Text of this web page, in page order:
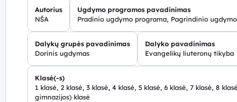
Autorius
NŠA
Ugdymo programos pavadinimas
Pradinio ugdymo programa, Pagrindinio
Dalykų grupės pavadinimas
Dorinis ugdymas
Dalyko pavadinimas
Evangelikų liuteronų tikyba
Klasė(-s)
1 klasė, 2 klasė, 3 klasė, 4 klasė, 5 klasė, 6 klasė, 7 klasė, 8
gimnazijos) klasė